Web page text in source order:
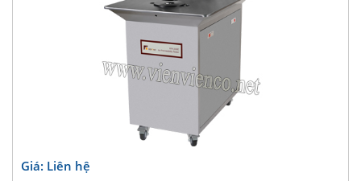
Giá: Liên hệ